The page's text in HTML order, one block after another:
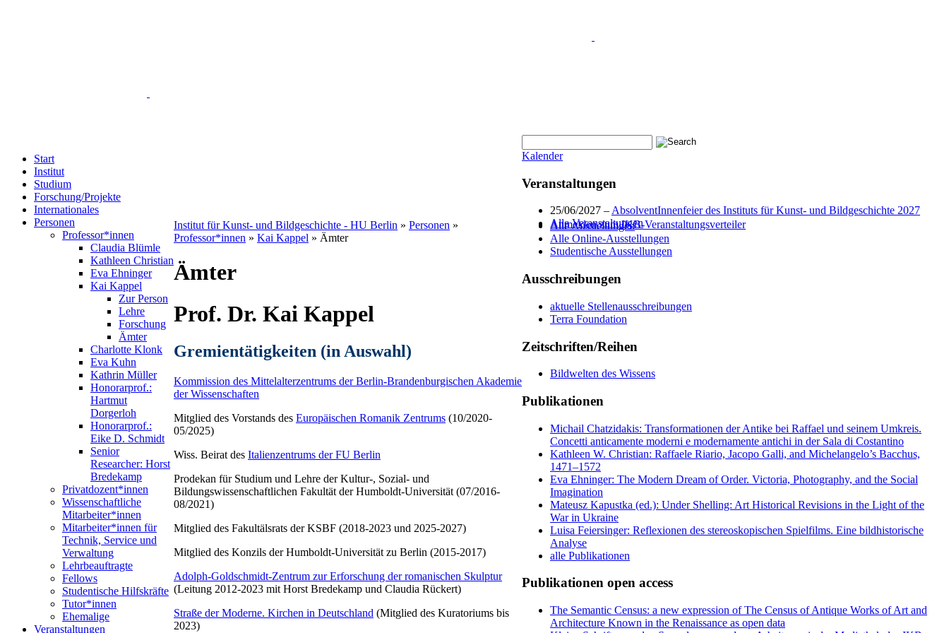
Start
Institut
Studium
Forschung/Projekte
Internationales
Personen
Professor*innen
Claudia Blümle
Kathleen Christian
Eva Ehninger
Kai Kappel
Zur Person
Lehre
Forschung
Ämter
Charlotte Klonk
Eva Kuhn
Kathrin Müller
Honorarprof.:
Hartmut
Dorgerloh
Honorarprof.:
Eike D. Schmidt
Senior
Researcher: Horst
Bredekamp
Privatdozent*innen
Wissenschaftliche
Mitarbeiter*innen
Mitarbeiter*innen für
Technik, Service und
Verwaltung
Lehrbeauftragte
Fellows
Studentische Hilfskräfte
Tutor*innen
Ehemalige
Veranstaltungen
Institut für Kunst- und Bildgeschichte - HU Berlin » Personen »
Professor*innen » Kai Kappel » Ämter
Ämter
Prof. Dr. Kai Kappel
Gremientätigkeiten (in Auswahl)
Kommission des Mittelalterzentrums der Berlin-Brandenburgischen Akademie
der Wissenschaften
Mitglied des Vorstands des Europäischen Romanik Zentrums (10/2020-
05/2025)
Wiss. Beirat des Italienzentrums der FU Berlin
Prodekan für Studium und Lehre der Kultur-, Sozial- und
Bildungswissenschaftlichen Fakultät der Humboldt-Universität (07/2016-
08/2021)
Mitglied des Fakultälsrats der KSBF (2018-2023 und 2025-2027)
Mitglied des Konzils der Humboldt-Universität zu Berlin (2015-2017)
Adolph-Goldschmidt-Zentrum zur Erforschung der romanischen Skulptur
(Leitung 2012-2023 mit Horst Bredekamp und Claudia Rückert)
Straße der Moderne. Kirchen in Deutschland (Mitglied des Kuratoriums bis
2023)
Kalender
Veranstaltungen
25/06/2027 –AbsolventInnenfeier des Instituts für Kunst- und Bildgeschichte 2027
Alle Veranstaltungen
Anmelden zum IKB-Veranstaltungsverteiler
Alle Ausstellungen
Alle Online-Ausstellungen
Studentische Ausstellungen
Ausschreibungen
aktuelle Stellenausschreibungen
Terra Foundation
Zeitschriften/Reihen
Bildwelten des Wissens
Publikationen
Michail Chatzidakis: Transformationen der Antike bei Raffael und seinem Umkreis.
Concetti anticamente moderni e modernamente antichi in der Sala di Costantino
Kathleen W. Christian: Raffaele Riario, Jacopo Galli, and Michelangelo’s Bacchus,
1471–1572
Eva Ehninger: The Modern Dream of Order. Victoria, Photography, and the Social
Imagination
Mateusz Kapustka (ed.): Under Shelling: Art Historical Revisions in the Light of the
War in Ukraine
Luisa Feiersinger: Reflexionen des stereoskopischen Spielfilms. Eine bildhistorische
Analyse
alle Publikationen
Publikationen open access
The Semantic Census: a new expression of The Census of Antique Works of Art and
Architecture Known in the Renaissance as open data